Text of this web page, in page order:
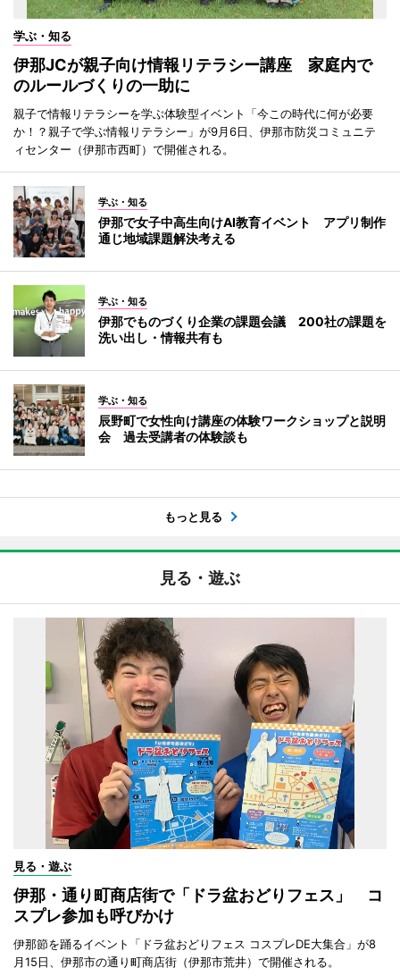
学ぶ・知る
伊那JCが親子向け情報リテラシー講座 家庭内で
のルールづくりの一助に
親子で情報リテラシーを学ぶ体験型イベント「今この時代に何が必要
か！？親子で学ぶ情報リテラシー」が9月6日、伊那市防災コミュニテ
ィセンター（伊那市西町）で開催される。
学ぶ・知る
伊那で女子中高生向けAI教育イベント アプリ制作
通じ地域課題解決考える
学ぶ・知る
伊那でものづくり企業の課題会議 200社の課題を
洗い出し・情報共有も
学ぶ・知る
辰野町で女性向け講座の体験ワークショップと説明
会 過去受講者の体験談も
もっと見る
見る・遊ぶ
見る・遊ぶ
伊那・通り町商店街で「ドラ盆おどりフェス」 コ
スプレ参加も呼びかけ
伊那節を踊るイベント「ドラ盆おどりフェス コスプレDE大集合」が8
月15日、伊那市の通り町商店街（伊那市荒井）で開催される。